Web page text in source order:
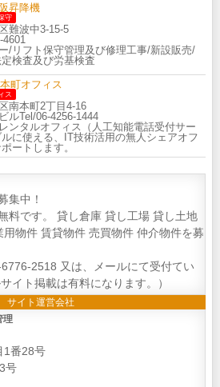
昇降機
守
難波中3-15-5
/リフト保守管理及び修理工事/新設販売/
検査及び労基検査
町オフィス
ス
南本町2丁目4-16
ルTel/06-4256-1444
ンタルオフィス（人工知能電話受付サー
に使える、IT技術活用の無人シェアオフ
ートします。
集中！
料です。 貸し倉庫 貸し工場 貸し土地
物件 賃貸物件 売買物件 仲介物件を募
2518 又は、メールにて受付てい
イト掲載は有料になります。）
サイト運営会社
理
1番28号
号